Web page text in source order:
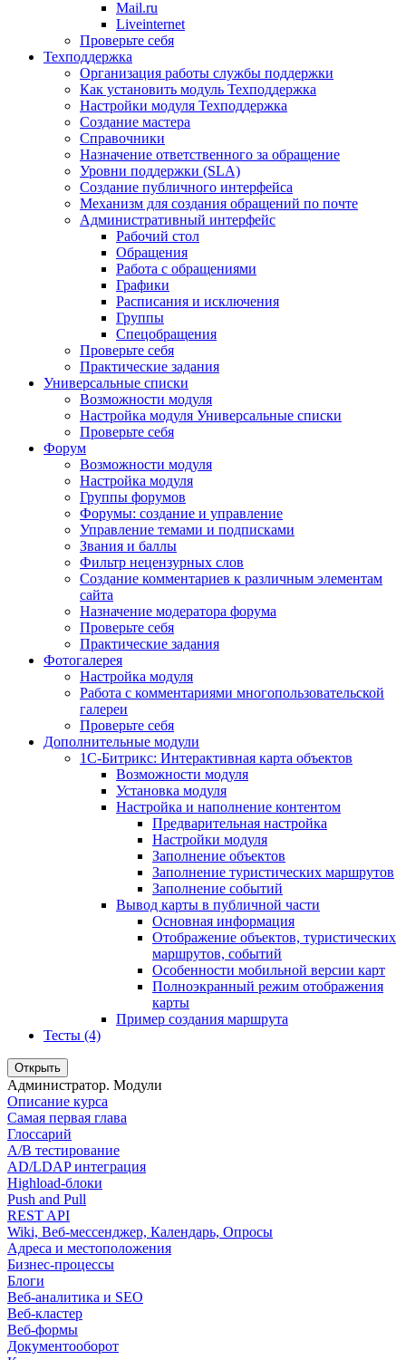
Mail.ru
Liveinternet
Проверьте себя
Техподдержка
Организация работы службы поддержки
Как установить модуль Техподдержка
Настройки модуля Техподдержка
Создание мастера
Справочники
Назначение ответственного за обращение
Уровни поддержки (SLA)
Создание публичного интерфейса
Механизм для создания обращений по почте
Административный интерфейс
Рабочий стол
Обращения
Работа с обращениями
Графики
Расписания и исключения
Группы
Спецобращения
Проверьте себя
Практические задания
Универсальные списки
Возможности модуля
Настройка модуля Универсальные списки
Проверьте себя
Форум
Возможности модуля
Настройка модуля
Группы форумов
Форумы: создание и управление
Управление темами и подписками
Звания и баллы
Фильтр нецензурных слов
Создание комментариев к различным элементам
сайта
Назначение модератора форума
Проверьте себя
Практические задания
Фотогалерея
Настройка модуля
Работа с комментариями многопользовательской
галереи
Проверьте себя
Дополнительные модули
1С-Битрикс: Интерактивная карта объектов
Возможности модуля
Установка модуля
Настройка и наполнение контентом
Предварительная настройка
Настройки модуля
Заполнение объектов
Заполнение туристических маршрутов
Заполнение событий
Вывод карты в публичной части
Основная информация
Отображение объектов, туристических
маршрутов, событий
Особенности мобильной версии карт
Полноэкранный режим отображения
карты
Пример создания маршрута
Тесты (4)
Открыть
Администратор. Модули
Описание курса
Самая первая глава
Глоссарий
A/B тестирование
AD/LDAP интеграция
Highload-блоки
Push and Pull
REST API
Wiki, Веб-мессенджер, Календарь, Опросы
Адреса и местоположения
Бизнес-процессы
Блоги
Веб-аналитика и SEO
Веб-кластер
Веб-формы
Документооборот